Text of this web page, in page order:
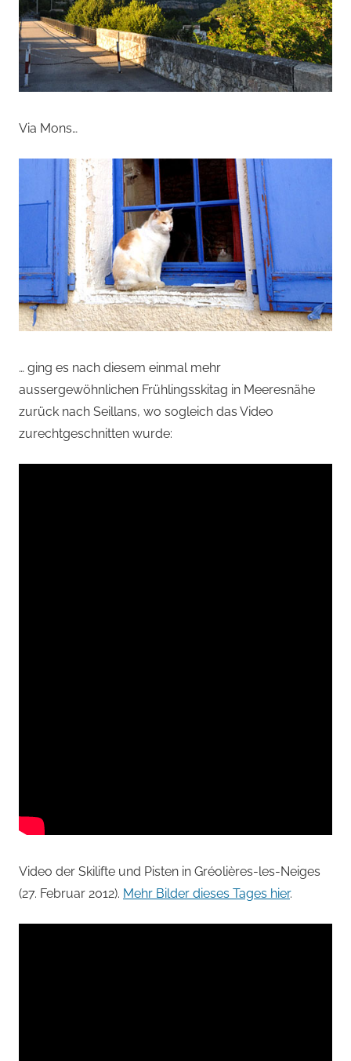
Via Mons…
… ging es nach diesem einmal mehr
aussergewöhnlichen Frühlingsskitag in Meeresnähe
zurück nach Seillans, wo sogleich das Video
zurechtgeschnitten wurde:
Video der Skilifte und Pisten in Gréolières-les-Neiges
(27. Februar 2012). Mehr Bilder dieses Tages hier.